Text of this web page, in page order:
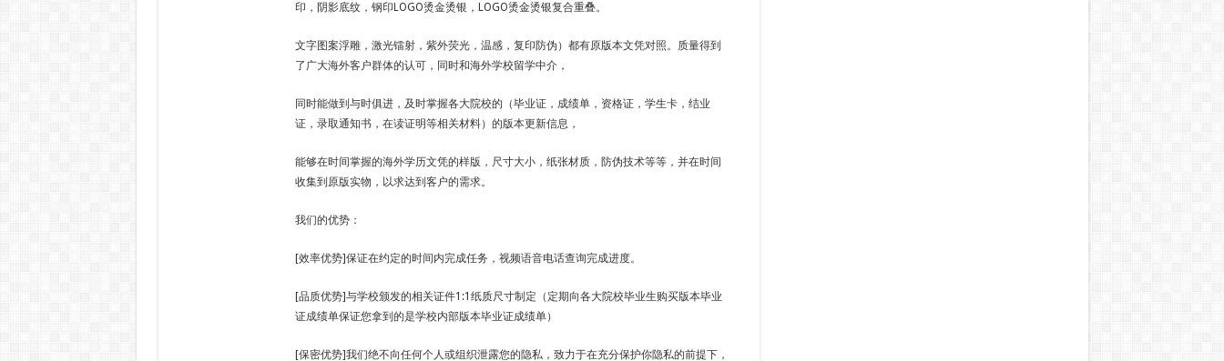
印，阴影底纹，钢印LOGO烫金烫银，LOGO烫金烫银复合重叠。
文字图案浮雕，激光镭射，紫外荧光，温感，复印防伪）都有原版本文凭对照。质量得到
了广大海外客户群体的认可，同时和海外学校留学中介，
同时能做到与时俱进，及时掌握各大院校的（毕业证，成绩单，资格证，学生卡，结业
证，录取通知书，在读证明等相关材料）的版本更新信息，
能够在时间掌握的海外学历文凭的样版，尺寸大小，纸张材质，防伪技术等等，并在时间
收集到原版实物，以求达到客户的需求。
我们的优势：
[效率优势]保证在约定的时间内完成任务，视频语音电话查询完成进度。
[品质优势]与学校颁发的相关证件1:1纸质尺寸制定（定期向各大院校毕业生购买版本毕业
证成绩单保证您拿到的是学校内部版本毕业证成绩单）
[保密优势]我们绝不向任何个人或组织泄露您的隐私，致力于在充分保护你隐私的前提下，